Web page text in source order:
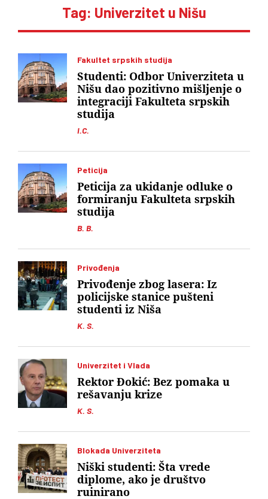
Tag: Univerzitet u Nišu
Fakultet srpskih studija
I.C.
Studenti: Odbor Univerziteta u
Nišu dao pozitivno mišljenje o
integraciji Fakulteta srpskih
studija
Peticija
B. B.
Peticija za ukidanje odluke o
formiranju Fakulteta srpskih
studija
Privođenja
K. S.
Privođenje zbog lasera: Iz
policijske stanice pušteni
studenti iz Niša
Univerzitet i Vlada
K. S.
Rektor Đokić: Bez pomaka u
rešavanju krize
Blokada Univerziteta
Niški studenti: Šta vrede
diplome, ako je društvo
ruinirano